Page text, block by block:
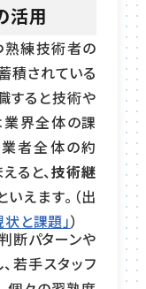
活用
熟練技術者の
積されている
すると技術や
業界全体の課
者全体の約
ると、技術継
いえます。（出
と課題」）
断パターンや
若手スタッフ